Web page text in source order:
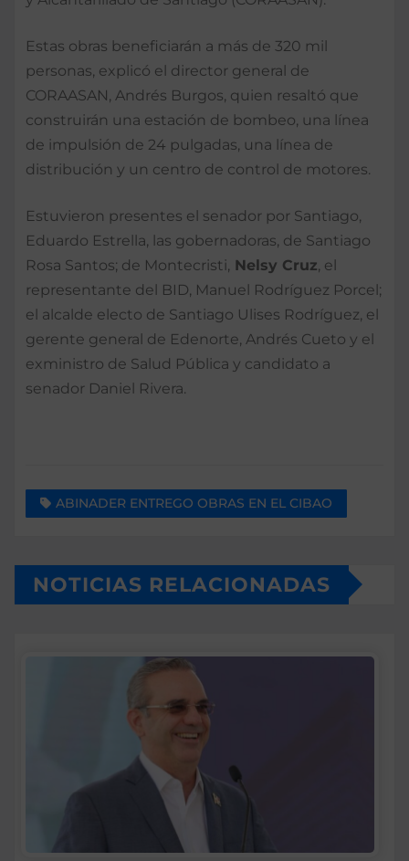
Estas obras beneficiarán a más de 320 mil
personas, explicó el director general de
CORAASAN, Andrés Burgos, quien resaltó que
construirán una estación de bombeo, una línea
de impulsión de 24 pulgadas, una línea de
distribución y un centro de control de motores.
Estuvieron presentes el senador por Santiago,
Eduardo Estrella, las gobernadoras, de Santiago
Rosa Santos; de Montecristi, Nelsy Cruz, el
representante del BID, Manuel Rodríguez Porcel;
el alcalde electo de Santiago Ulises Rodríguez, el
gerente general de Edenorte, Andrés Cueto y el
exministro de Salud Pública y candidato a
senador Daniel Rivera.
ABINADER ENTREGO OBRAS EN EL CIBAO
NOTICIAS RELACIONADAS